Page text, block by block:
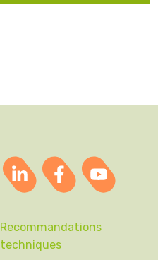
Recommandations
techniques